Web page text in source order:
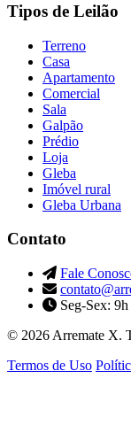
Tipos de Leilão
Terreno
Casa
Apartamento
Comercial
Sala
Galpão
Prédio
Loja
Gleba
Imóvel rural
Gleba Urbana
Contato
Fale
Seg-Sex: 9h
© 2026 Arremate X.
Termos de Uso